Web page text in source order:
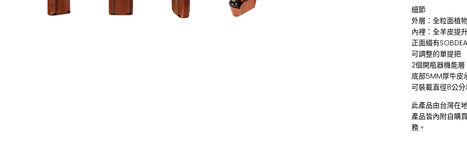
細節
外層：全粒面植
內裡：全羊皮提
正面綴有
可調整的單提把
2個開瓶器機能層
底部5MM厚牛皮
可裝載直徑8公
此產品由台灣在
產品皆內附自購
務。